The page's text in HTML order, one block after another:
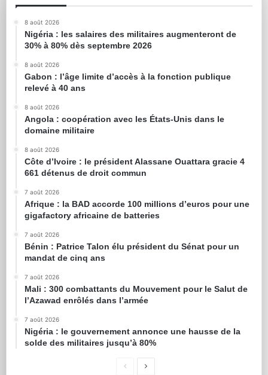
8 août 2026
Nigéria : les salaires des militaires augmenteront de
30% à 80% dès septembre 2026
8 août 2026
Gabon : l’âge limite d’accès à la fonction publique
relevé à 40 ans
8 août 2026
Angola : coopération avec les États-Unis dans le
domaine militaire
8 août 2026
Côte d’Ivoire : le président Alassane Ouattara gracie 4
661 détenus de droit commun
7 août 2026
Afrique : la BAD accorde 100 millions d’euros pour une
gigafactory africaine de batteries
7 août 2026
Bénin : Patrice Talon élu président du Sénat pour un
mandat de cinq ans
7 août 2026
Mali : 300 combattants du Mouvement pour le Salut de
l’Azawad enrôlés dans l’armée
7 août 2026
Nigéria : le gouvernement annonce une hausse de la
solde des militaires jusqu’à 80%